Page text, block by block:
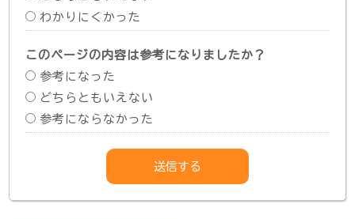
わかりにくかった
このページの内容は参考になりましたか？
参考になった
どちらともいえない
参考にならなかった